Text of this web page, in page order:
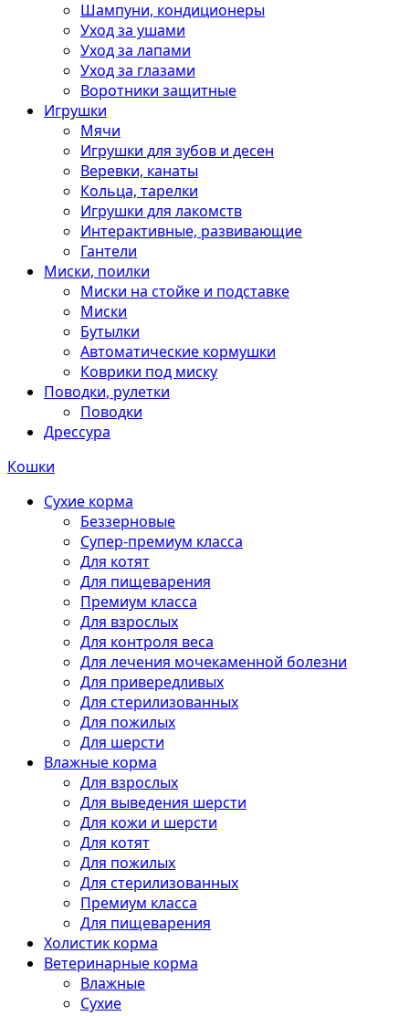
Шампуни, кондиционеры
Уход за ушами
Уход за лапами
Уход за глазами
Воротники защитные
Игрушки
Мячи
Игрушки для зубов и десен
Веревки, канаты
Кольца, тарелки
Игрушки для лакомств
Интерактивные, развивающие
Гантели
Миски, поилки
Миски на стойке и подставке
Миски
Бутылки
Автоматические кормушки
Коврики под миску
Поводки, рулетки
Поводки
Дрессура
Кошки
Сухие корма
Беззерновые
Супер-премиум класса
Для котят
Для пищеварения
Премиум класса
Для взрослых
Для контроля веса
Для лечения мочекаменной болезни
Для привередливых
Для стерилизованных
Для пожилых
Для шерсти
Влажные корма
Для взрослых
Для выведения шерсти
Для кожи и шерсти
Для котят
Для пожилых
Для стерилизованных
Премиум класса
Для пищеварения
Холистик корма
Ветеринарные корма
Влажные
Сухие